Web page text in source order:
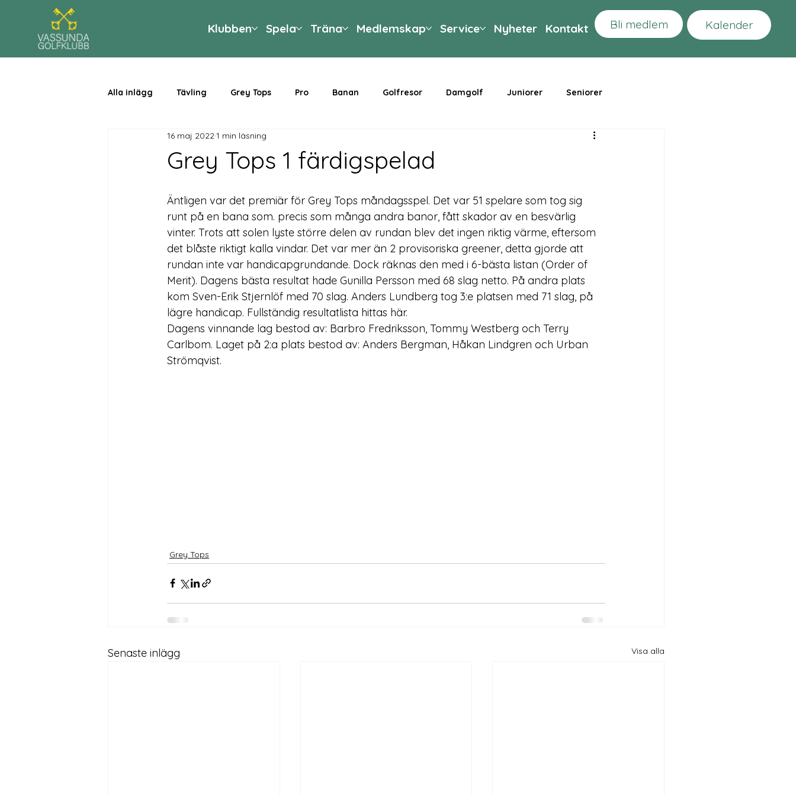
Klubben Spela Träna Medlemskap Service Nyheter Kontakt Bli medlem Kalender
Alla inlägg Tävling Grey Tops Pro Banan Golfresor Damgolf Juniorer Seniorer
Grey Tops 1 färdigspelad
16 maj 20221 min läsning
Äntligen var det premiär för Grey Tops måndagsspel. Det var 51 spelare som tog sig
runt på en bana som. precis som många andra banor, fått skador av en besvärlig
vinter. Trots att solen lyste större delen av rundan blev det ingen riktig värme, eftersom
det blåste riktigt kalla vindar. Det var mer än 2 provisoriska greener, detta gjorde att
rundan inte var handicapgrundande. Dock räknas den med i 6-bästa listan (Order of
Merit). Dagens bästa resultat hade Gunilla Persson med 68 slag netto. På andra plats
kom Sven-Erik Stjernlöf med 70 slag. Anders Lundberg tog 3:e platsen med 71 slag, på
lägre handicap. Fullständig resultatlista hittas här.
Dagens vinnande lag bestod av: Barbro Fredriksson, Tommy Westberg och Terry
Carlbom. Laget på 2:a plats bestod av: Anders Bergman, Håkan Lindgren och Urban
Strömqvist.
Grey Tops
Senaste inlägg Visa alla